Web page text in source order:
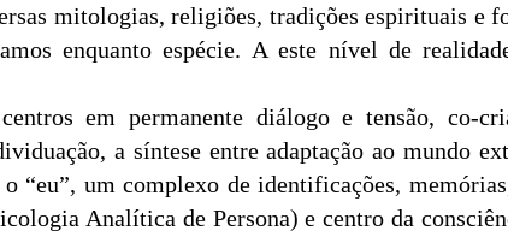
mitologias, religiões, tradições espirituais e
enquanto espécie. A este nível de
em permanente diálogo e tensão, co-
a síntese entre adaptação ao mundo
“eu”, um complexo de identificações,
Analítica de Persona) e centro da